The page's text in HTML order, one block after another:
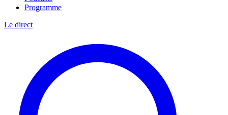
Programme
Le direct